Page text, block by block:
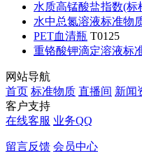
水质高锰酸盐指数(标
水中总氮溶液标准物
PET血清瓶 T0125
重铬酸钾滴定溶液标
网站导航
首页 标准物质 直播间 新闻
客户支持
在线客服 业务QQ
留言反馈 会员中心